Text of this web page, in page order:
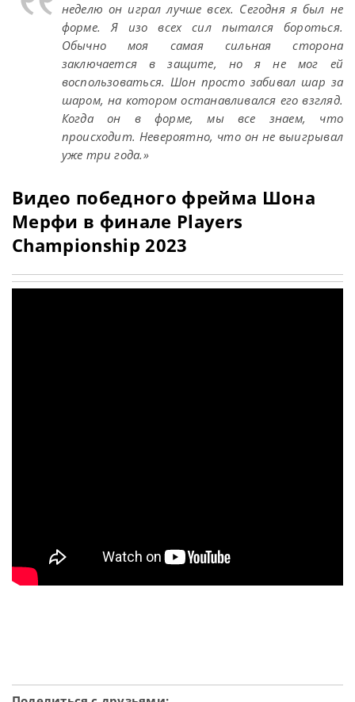
неделю он играл лучше всех. Сегодня я был не
форме. Я изо всех сил пытался бороться.
Обычно моя самая сильная сторона
заключается в защите, но я не мог ей
воспользоваться. Шон просто забивал шар за
шаром, на котором останавливался его взгляд.
Когда он в форме, мы все знаем, что
происходит. Невероятно, что он не выигрывал
уже три года.»
Видео победного фрейма Шона
Мерфи в финале Players
Championship 2023